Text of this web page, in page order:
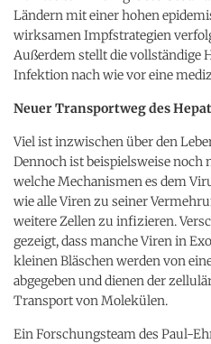
Ländern mit einer hohen
wirksamen Impfstrategien
Außerdem stellt die vollständige
Infektion nach wie vor eine
Neuer Transportweg des
Viel ist inzwischen über den
Dennoch ist beispielsweise
welche Mechanismen es dem
wie alle Viren zu seiner
weitere Zellen zu infizieren.
gezeigt, dass manche Viren in
kleinen Bläschen werden von
abgegeben und dienen der
Transport von Molekülen.
Ein Forschungsteam des Paul-